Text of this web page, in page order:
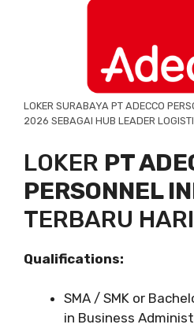
LOKER SURABAYA PT ADECCO
2026 SEBAGAI HUB LEADER
LOKER PT
PERSONNEL
TERBARU
Qualifications:
SMA / SMK or
in Business